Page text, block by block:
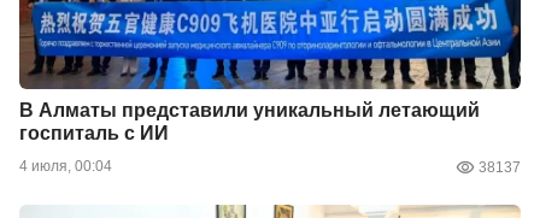
В Алматы представили уникальный летающий
госпиталь с ИИ
4 июля, 00:04 38137